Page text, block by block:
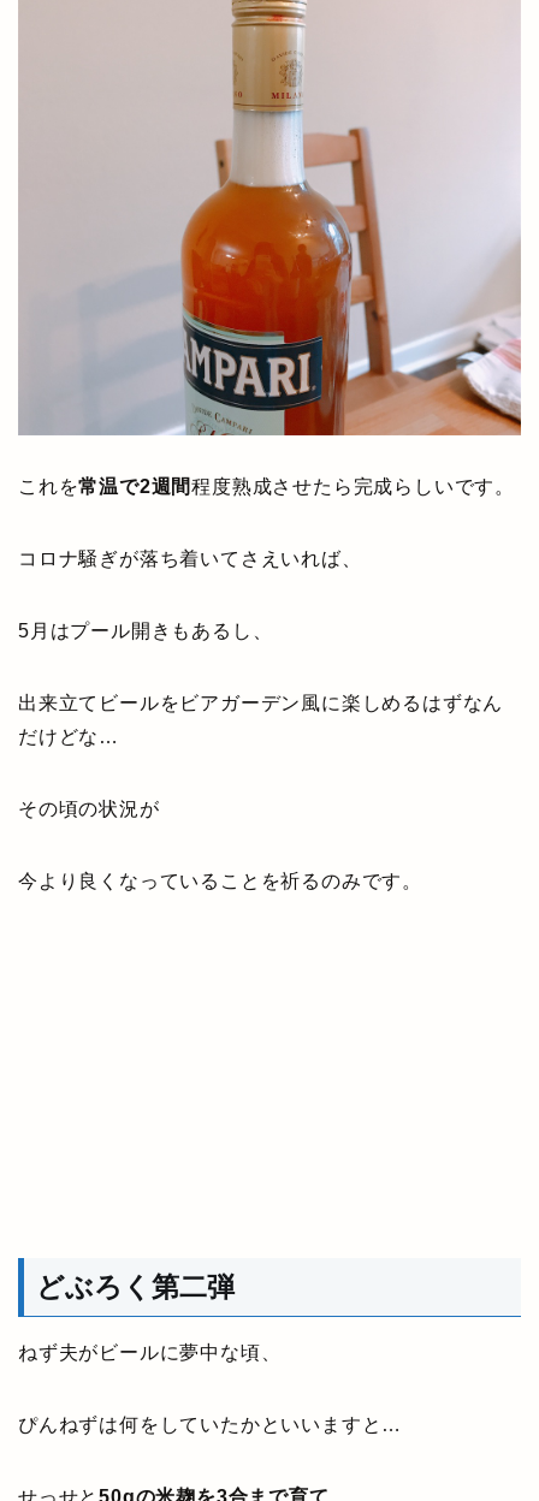
これを常温で2週間程度熟成させたら完成らしいです。
コロナ騒ぎが落ち着いてさえいれば、
5月はプール開きもあるし、
出来立てビールをビアガーデン風に楽しめるはずなん
だけどな…
その頃の状況が
今より良くなっていることを祈るのみです。
どぶろく第二弾
ねず夫がビールに夢中な頃、
ぴんねずは何をしていたかといいますと…
せっせと50gの米麹を3合まで育て、